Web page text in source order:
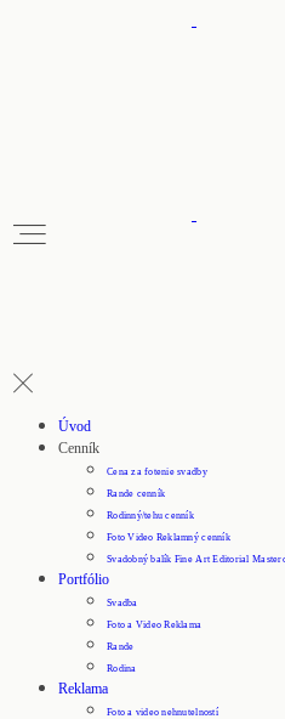
Úvod
Cenník
Cena za fotenie svadby
Rande cenník
Rodinný/tehu cenník
Foto Video Reklamný cenník
Svadobný balík Fine Art Editorial
Portfólio
Svadba
Foto a Video Reklama
Rande
Rodina
Reklama
Foto a video nehnutelností